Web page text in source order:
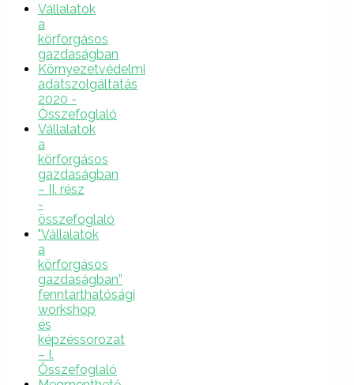
Vállalatok
a
körforgásos
gazdaságban
Környezetvédelmi
adatszolgáltatás
2020 -
Összefoglaló
Vállalatok
a
körforgásos
gazdaságban
– II. rész
-
összefoglaló
"Vállalatok
a
körforgásos
gazdaságban”
fenntarthatósági
workshop
és
képzéssorozat
– I.
Összefoglaló